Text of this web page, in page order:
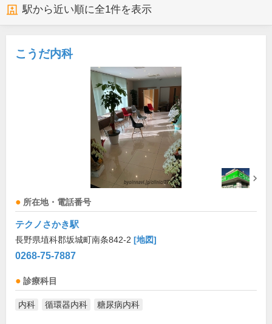
駅から近い順に全1件を表示
こうだ内科
所在地・電話番号
テクノさかき駅
長野県埴科郡坂城町南条842-2 [地図]
0268-75-7887
診療科目
内科 循環器内科 糖尿病内科